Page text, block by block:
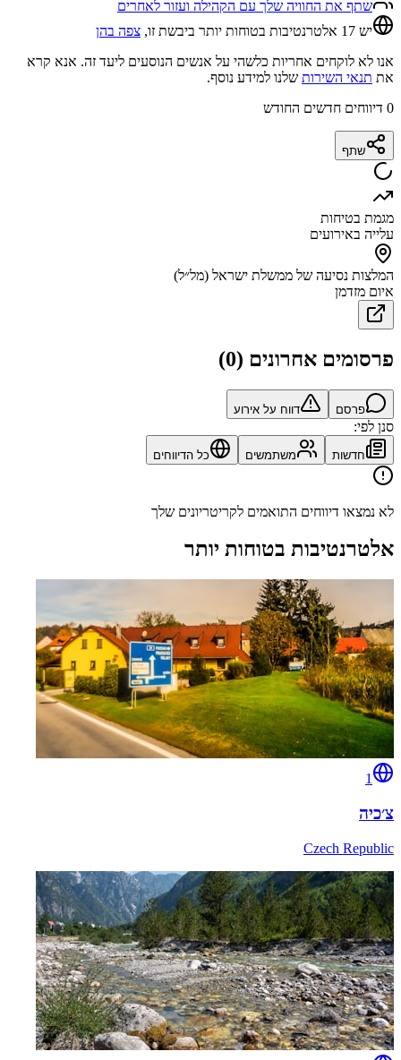
שתף את החוויה שלך עם הקהילה ועזור לאחרים
יש 17 אלטרנטיבות בטוחות יותר ביבשת זו,
צפה בהן
אנו לא לוקחים אחריות כלשהי על אנשים הנוסעים ליעד זה. אנא קרא
את תנאי השירות שלנו למידע נוסף.
0 דיווחים חדשים החודש
שתף
מגמת בטיחות
עלייה באירועים
המלצות נסיעה של ממשלת ישראל (מל״ל)
איום מזדמן
פרסומים אחרונים (
0
)
פרסם דווח על אירוע
סנן לפי:
חדשות משתמשים כל הדיווחים
לא נמצאו דיווחים התואמים לקריטריונים שלך
אלטרנטיבות בטוחות יותר
1
צ׳כיה
Czech Republic